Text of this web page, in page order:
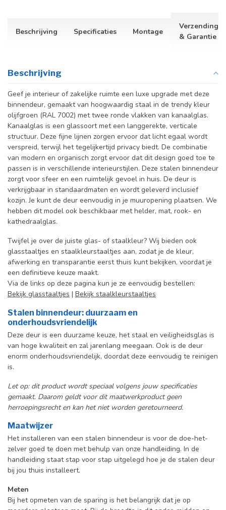
Beschrijving Specificaties Montage
Verzending
& Garantie
Beschrijving
Geef je interieur of zakelijke ruimte een luxe upgrade met deze
binnendeur, gemaakt van hoogwaardig staal in de trendy kleur
olijfgroen (RAL 7002) met twee ronde vlakken van kanaalglas.
Kanaalglas is een glassoort met een langgerekte, verticale
structuur. Deze fijne lijnen zorgen ervoor dat licht egaal wordt
verspreid, terwijl het tegelijkertijd privacy biedt. De combinatie
van modern en organisch zorgt ervoor dat dit design goed toe te
passen is in verschillende interieurstijlen. Deze stalen binnendeur
zorgt voor sfeer en een ruimtelijk gevoel in huis. De deur is
verkrijgbaar in standaardmaten en wordt geleverd inclusief
kozijn. Je kunt de deur eenvoudig in je muuropening plaatsen. We
hebben dit model ook beschikbaar met helder, mat, rook- en
kathedraalglas.
Twijfel je over de juiste glas- of staalkleur? Wij bieden ook
glasstaaltjes en staalkleurstaaltjes aan, zodat je de kleur,
afwerking en transparantie eerst thuis kunt bekijken, voordat je
een definitieve keuze maakt.
Via de links op deze pagina kun je ze eenvoudig bestellen:
Bekijk glasstaaltjes | Bekijk staalkleurstaaltjes
Stalen binnendeur: duurzaam en
onderhoudsvriendelijk
Deze deur is een duurzame keuze, het staal en veiligheidsglas is
van hoge kwaliteit en zal jarenlang meegaan. Ook is de deur
enorm onderhoudsvriendelijk, doordat deze eenvoudig te reinigen
is.
Let op: dit product wordt speciaal volgens jouw specificaties
gemaakt. Daarom geldt voor dit maatwerkproduct geen
herroepingsrecht en kan het niet worden geretourneerd.
Maatwijzer
Het installeren van een stalen binnendeur is voor de doe-het-
zelver goed te doen met behulp van onze handleiding. In de
handleiding staat stap voor stap uitgelegd hoe je de stalen deur
bij jou thuis installeert.
Meten
Bij het opmeten van de sparing is het belangrijk dat je op